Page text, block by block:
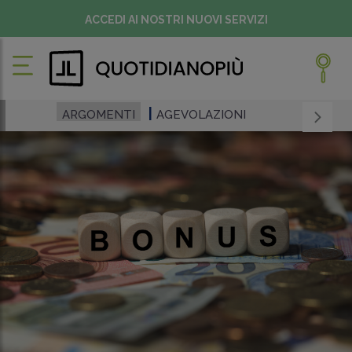
ACCEDI AI NOSTRI NUOVI SERVIZI
ARGOMENTI AGEVOLAZIONI